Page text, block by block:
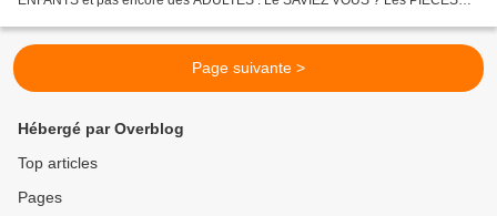
Page suivante >
Hébergé par Overblog
Top articles
Pages